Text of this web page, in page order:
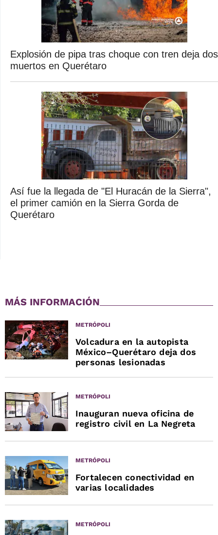
Explosión de pipa tras choque con tren deja dos
muertos en Querétaro
Así fue la llegada de "El Huracán de la Sierra",
el primer camión en la Sierra Gorda de
Querétaro
MÁS INFORMACIÓN
METRÓPOLI
Volcadura en la autopista
México–Querétaro deja dos
personas lesionadas
METRÓPOLI
Inauguran nueva oficina de
registro civil en La Negreta
METRÓPOLI
Fortalecen conectividad en
varias localidades
METRÓPOLI